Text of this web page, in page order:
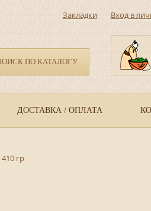
ПО КАТАЛОГУ
Закладки Вход в
ДОСТАВКА / ОПЛАТА
гр